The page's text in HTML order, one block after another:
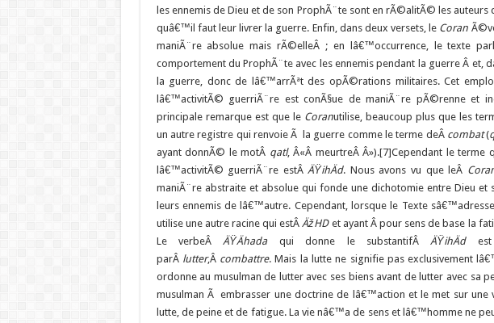
les ennemis de Dieu et de son ProphÃ¨te sont en rÃ©alitÃ© les
quâ€™il faut leur livrer la guerre. Enfin, dans deux versets, le Coran
maniÃ¨re absolue mais rÃ©elleÂ ; en lâ€™occurrence, le texte
comportement du ProphÃ¨te avec les ennemis pendant la guerre Â et,
la guerre, donc de lâ€™arrÃªt des opÃ©rations militaires. Cet
lâ€™activitÃ© guerriÃ¨re est conÃ§ue de maniÃ¨re pÃ©renne et
principale remarque est que leCoranutilise, beaucoup plus que les
un autre registre qui renvoie Ã la guerre comme le terme deÂ combat(
ayant donnÃ© le motÂ qatl, Â«Â meurtreÂ Â»).[7]Cependant le
lâ€™activitÃ© guerriÃ¨re estÂÄŸihÄd. Nous avons vu que leÂ
maniÃ¨re abstraite et absolue qui fonde une dichotomie entre Dieu
leurs ennemis de lâ€™autre. Cependant, lorsque le Texte
utilise une autre racine qui estÂÄžHDet ayant Â pour sens de base la
Le verbeÂÄŸÄhadaqui donne le substantifÂÄŸihÄdest
parÂ lutter,Â combattre. Mais la lutte ne signifie pas exclusivement
ordonne au musulman de lutter avec ses biens avant de lutter avec sa
musulman Ã embrasser une doctrine de lâ€™action et le met sur une
lutte, de peine et de fatigue. La vie nâ€™a de sens et lâ€™homme ne